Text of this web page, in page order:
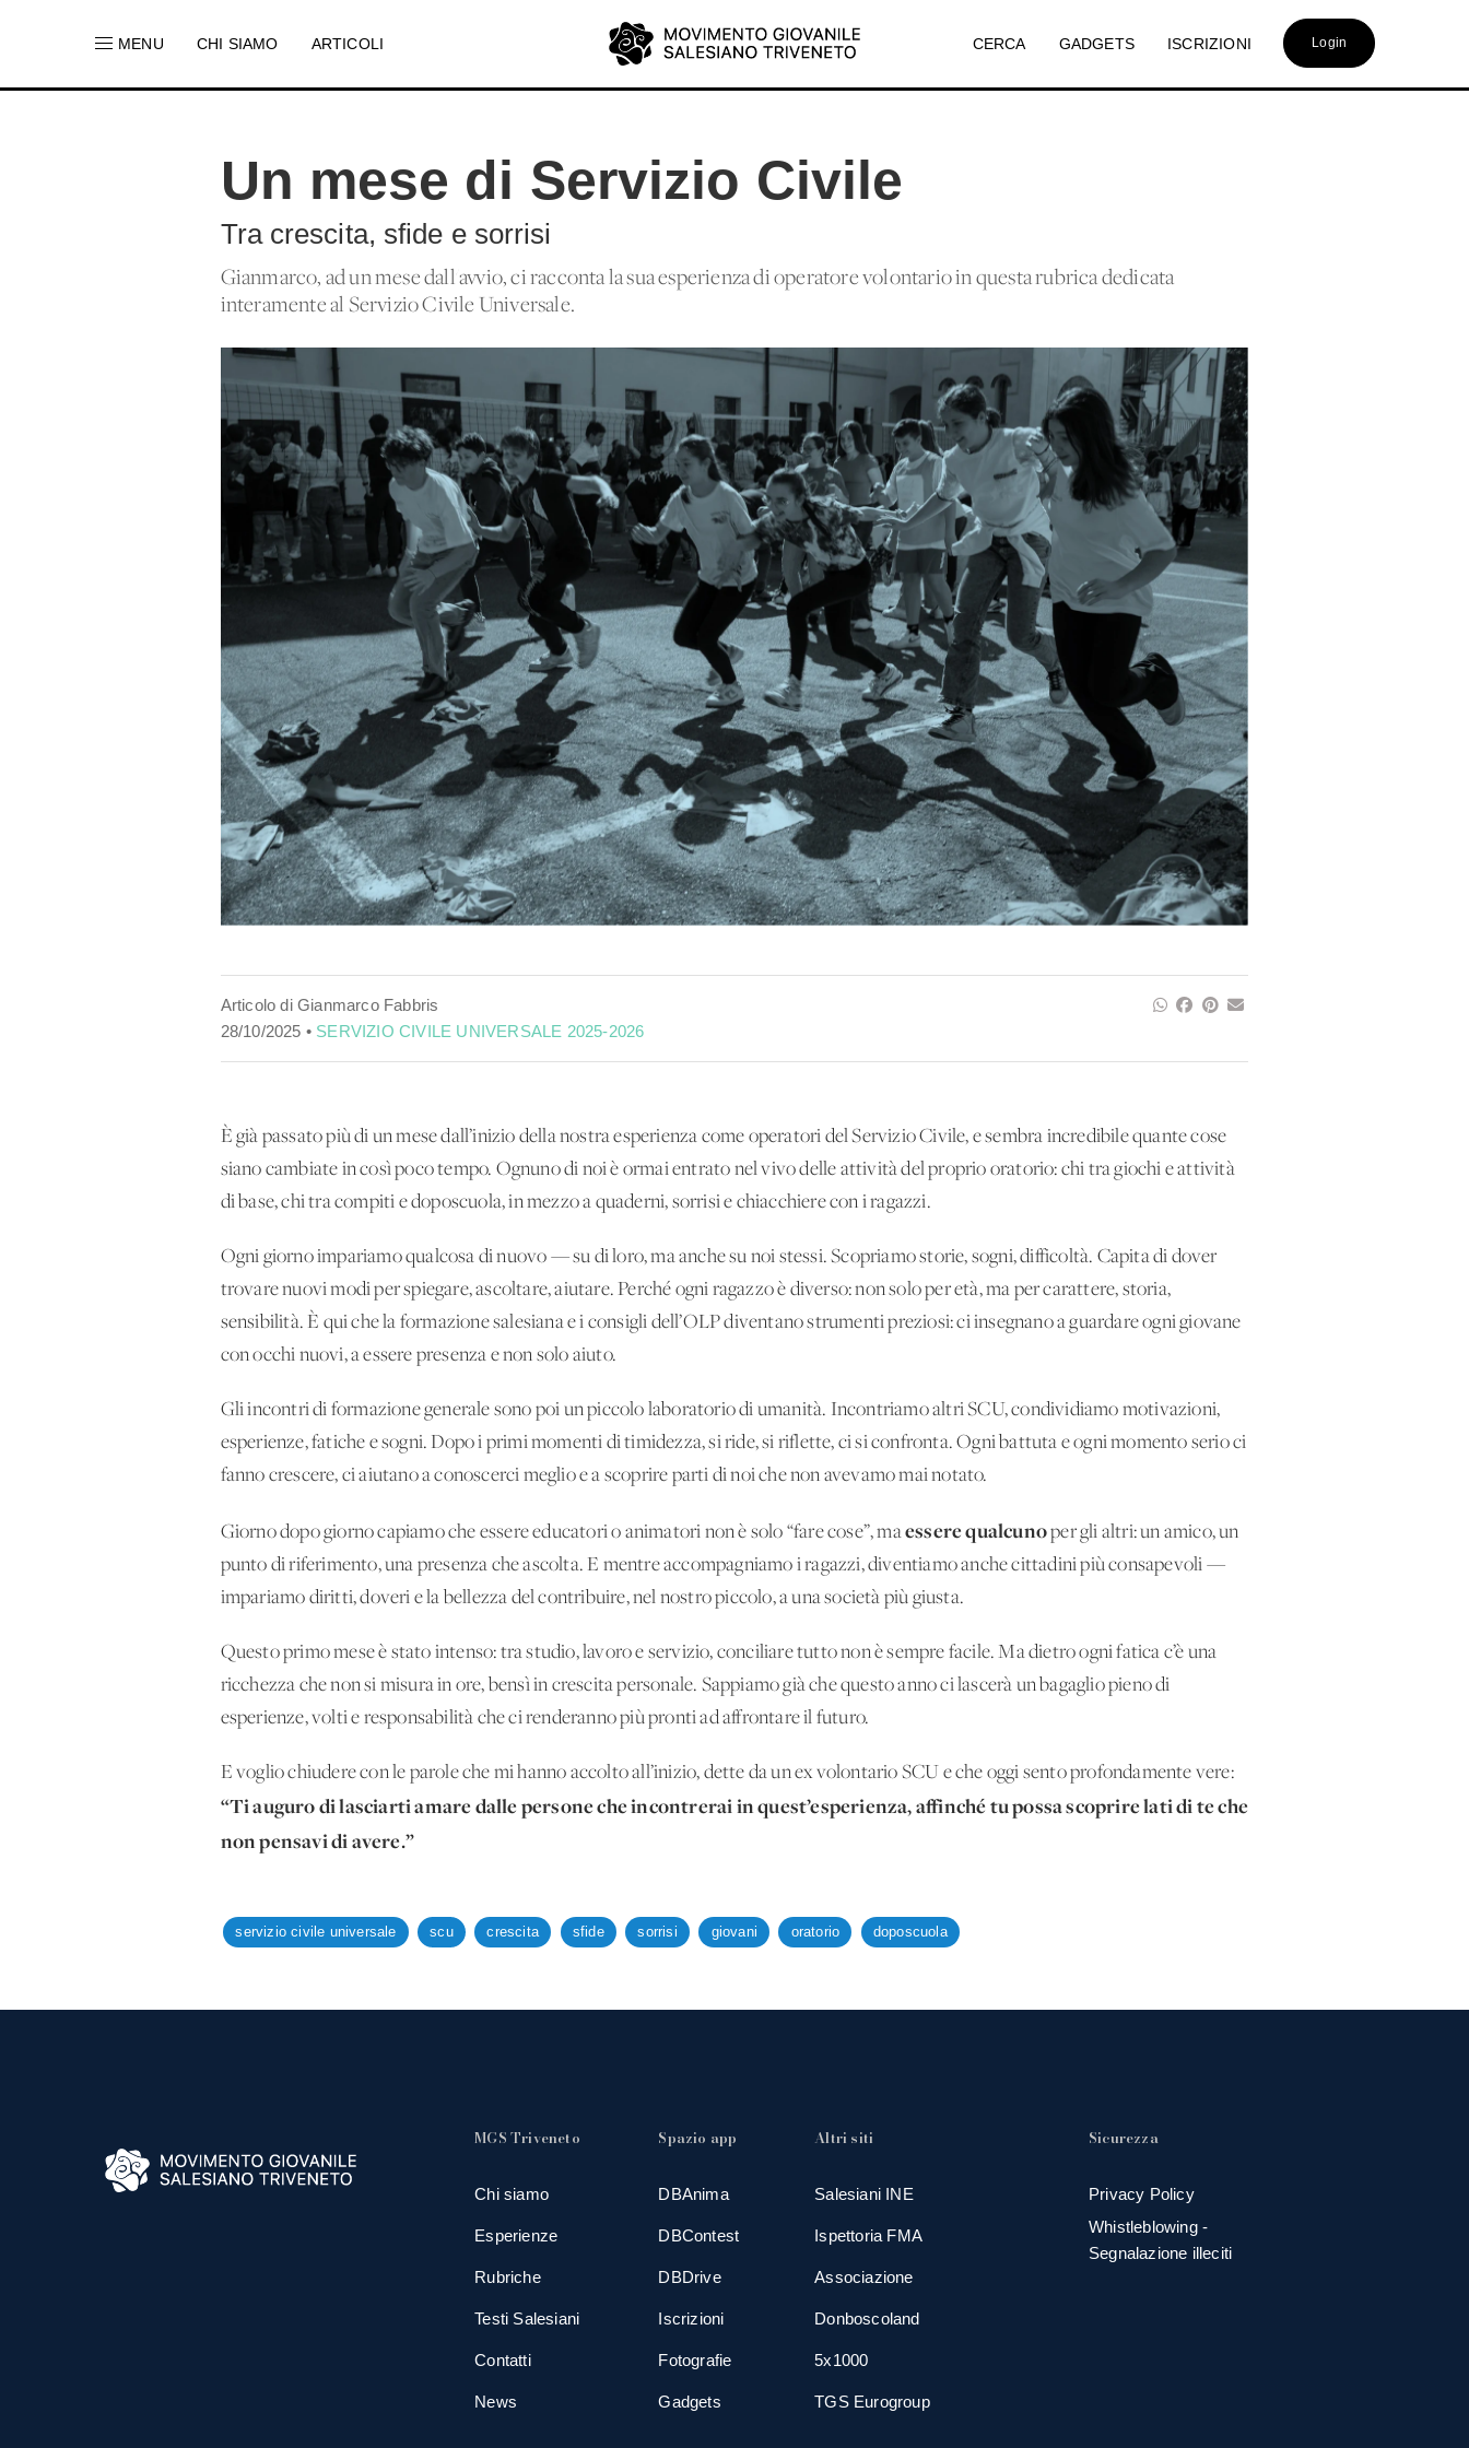
MENU CHI SIAMO ARTICOLI CERCA GADGETS ISCRIZIONI Login
Un mese di Servizio Civile
Tra crescita, sfide e sorrisi
Gianmarco, ad un mese dall'avvio, ci racconta la sua esperienza di operatore volontario in questa rubrica dedicata
interamente al Servizio Civile Universale.
Articolo di Gianmarco Fabbris
28/10/2025 • SERVIZIO CIVILE UNIVERSALE 2025-2026
È già passato più di un mese dall’inizio della nostra esperienza come operatori del Servizio Civile, e sembra incredibile quante cose
siano cambiate in così poco tempo. Ognuno di noi è ormai entrato nel vivo delle attività del proprio oratorio: chi tra giochi e attività
di base, chi tra compiti e doposcuola, in mezzo a quaderni, sorrisi e chiacchiere con i ragazzi.
Ogni giorno impariamo qualcosa di nuovo — su di loro, ma anche su noi stessi. Scopriamo storie, sogni, difficoltà. Capita di dover
trovare nuovi modi per spiegare, ascoltare, aiutare. Perché ogni ragazzo è diverso: non solo per età, ma per carattere, storia,
sensibilità. È qui che la formazione salesiana e i consigli dell’OLP diventano strumenti preziosi: ci insegnano a guardare ogni giovane
con occhi nuovi, a essere presenza e non solo aiuto.
Gli incontri di formazione generale sono poi un piccolo laboratorio di umanità. Incontriamo altri SCU, condividiamo motivazioni,
esperienze, fatiche e sogni. Dopo i primi momenti di timidezza, si ride, si riflette, ci si confronta. Ogni battuta e ogni momento serio ci
fanno crescere, ci aiutano a conoscerci meglio e a scoprire parti di noi che non avevamo mai notato.
Giorno dopo giorno capiamo che essere educatori o animatori non è solo “fare cose”, maessere qualcunoper gli altri: un amico, un
punto di riferimento, una presenza che ascolta. E mentre accompagniamo i ragazzi, diventiamo anche cittadini più consapevoli —
impariamo diritti, doveri e la bellezza del contribuire, nel nostro piccolo, a una società più giusta.
Questo primo mese è stato intenso: tra studio, lavoro e servizio, conciliare tutto non è sempre facile. Ma dietro ogni fatica c’è una
ricchezza che non si misura in ore, bensì in crescita personale. Sappiamo già che questo anno ci lascerà un bagaglio pieno di
esperienze, volti e responsabilità che ci renderanno più pronti ad affrontare il futuro.
E voglio chiudere con le parole che mi hanno accolto all’inizio, dette da un ex volontario SCU e che oggi sento profondamente vere:
“Ti auguro di lasciarti amare dalle persone che incontrerai in quest’esperienza, affinché tu possa scoprire lati di te che
non pensavi di avere.”
servizio civile universale scu crescita sfide sorrisi giovani oratorio doposcuola
MGS Triveneto
Chi siamo
Esperienze
Rubriche
Testi Salesiani
Contatti
News
Spazio app
DBAnima
DBContest
DBDrive
Iscrizioni
Fotografie
Gadgets
Altri siti
Salesiani INE
Ispettoria FMA
Associazione
Donboscoland
5x1000
TGS Eurogroup
Sicurezza
Privacy Policy
Whistleblowing -
Segnalazione illeciti